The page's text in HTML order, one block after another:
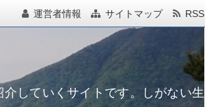
運営者情報 サイトマップ RSS
していくサイトです。しがない生